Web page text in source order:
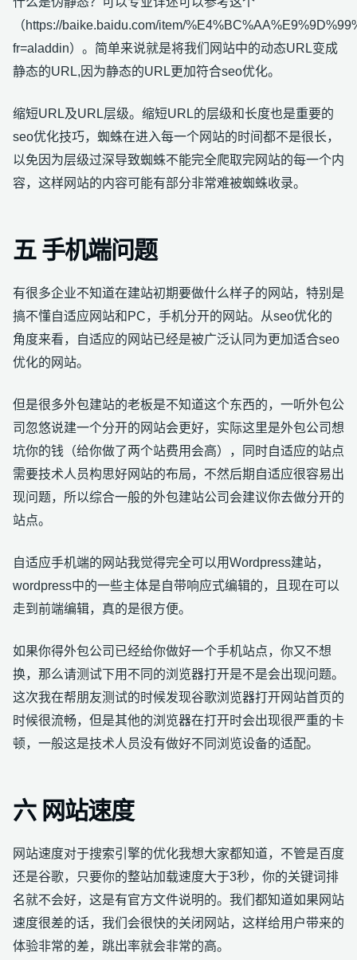
（https://baike.baidu.com/item/
fr=aladdin）。简单来说就是将我们网站中的动态URL变成
静态的URL,因为静态的URL更加符合seo优化。
缩短URL及URL层级。缩短URL的层级和长度也是重要的
seo优化技巧，蜘蛛在进入每一个网站的时间都不是很长，
以免因为层级过深导致蜘蛛不能完全爬取完网站的每一个内
容，这样网站的内容可能有部分非常难被蜘蛛收录。
五 手机端问题
有很多企业不知道在建站初期要做什么样子的网站，特别是
搞不懂自适应网站和PC，手机分开的网站。从seo优化的
角度来看，自适应的网站已经是被广泛认同为更加适合seo
优化的网站。
但是很多外包建站的老板是不知道这个东西的，一听外包公
司忽悠说建一个分开的网站会更好，实际这里是外包公司想
坑你的钱（给你做了两个站费用会高），同时自适应的站点
需要技术人员构思好网站的布局，不然后期自适应很容易出
现问题，所以综合一般的外包建站公司会建议你去做分开的
站点。
自适应手机端的网站我觉得完全可以用Wordpress建站，
wordpress中的一些主体是自带响应式编辑的，且现在可以
走到前端编辑，真的是很方便。
如果你得外包公司已经给你做好一个手机站点，你又不想
换，那么请测试下用不同的浏览器打开是不是会出现问题。
这次我在帮朋友测试的时候发现谷歌浏览器打开网站首页的
时候很流畅，但是其他的浏览器在打开时会出现很严重的卡
顿，一般这是技术人员没有做好不同浏览设备的适配。
六 网站速度
网站速度对于搜索引擎的优化我想大家都知道，不管是百度
还是谷歌，只要你的整站加载速度大于3秒，你的关键词排
名就不会好，这是有官方文件说明的。我们都知道如果网站
速度很差的话，我们会很快的关闭网站，这样给用户带来的
体验非常的差，跳出率就会非常的高。